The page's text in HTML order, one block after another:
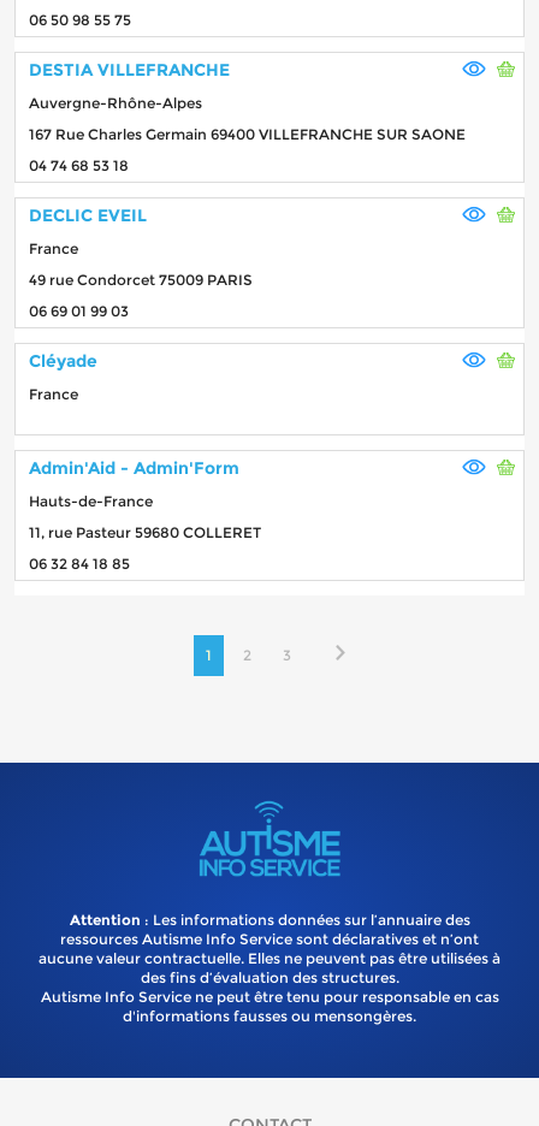
06 50 98 55 75
DESTIA VILLEFRANCHE
Auvergne-Rhône-Alpes
167 Rue Charles Germain 69400 VILLEFRANCHE SUR SAONE
04 74 68 53 18
DECLIC EVEIL
France
49 rue Condorcet 75009 PARIS
06 69 01 99 03
Cléyade
France
Admin'Aid - Admin'Form
Hauts-de-France
11, rue Pasteur 59680 COLLERET
06 32 84 18 85
1 2 3
Attention : Les informations données sur l’annuaire des
ressources Autisme Info Service sont déclaratives et n’ont
aucune valeur contractuelle. Elles ne peuvent pas être utilisées à
des fins d’évaluation des structures.
Autisme Info Service ne peut être tenu pour responsable en cas
d'informations fausses ou mensongères.